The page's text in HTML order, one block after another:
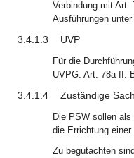
Verbindung mit
Ausführungen
3.4.1.3 UVP
Für die
UVPG. Art. 78a ff.
3.4.1.4 Zuständige
Die PSW sollen
die Errichtung
Zu begutachten